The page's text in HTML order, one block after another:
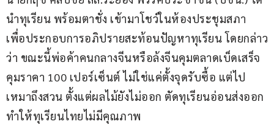
นำทุเรียน พร้อมตาชั่ง เข้ามาโชว์ในห้องประชุมสภา
เพื่อประกอบการอภิปรายสะท้อนปัญหาทุเรียน โดยกล่าว
ว่า ขณะนี้พ่อค้าคนกลางจีนหรือล้งจีนคุมตลาดเบ็ดเสร็จ
คุมราคา 100 เปอร์เซ็นต์ ไม่ใช่แค่ตั้งจุดรับซื้อ แต่ไป
เหมาถึงสวน ตั้งแต่ผลไม้ยังไม่ออก ตัดทุเรียนอ่อนส่งออก
ทำให้ทุเรียนไทยไม่มีคุณภาพ